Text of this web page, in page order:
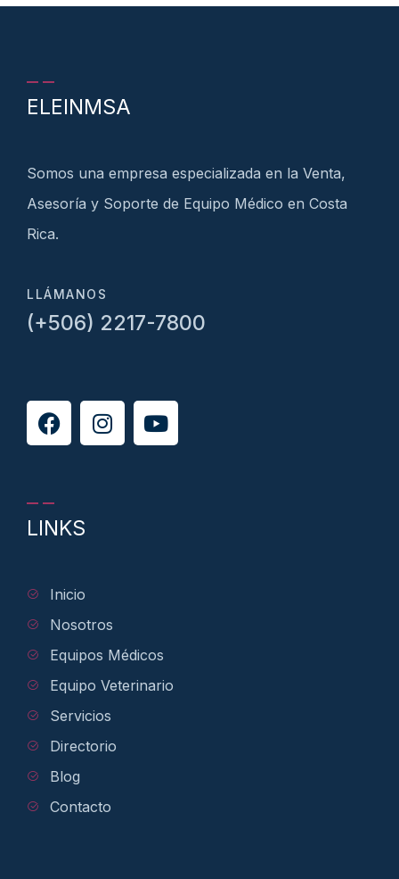
ELEINMSA
Somos una empresa especializada en la Venta,
Asesoría y Soporte de Equipo Médico en Costa
Rica.
LLÁMANOS
(+506) 2217-7800
LINKS
Inicio
Nosotros
Equipos Médicos
Equipo Veterinario
Servicios
Directorio
Blog
Contacto